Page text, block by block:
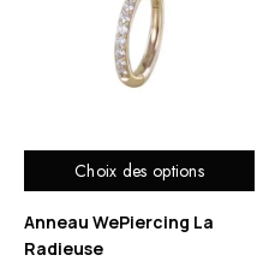
Choix des options
Anneau WePiercing La
Radieuse